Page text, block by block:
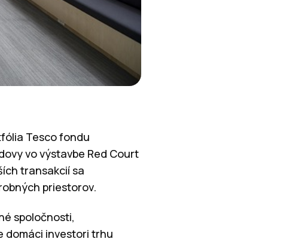
Tesco fondu
vo výstavbe Red Court
transakcií sa
priestorov.
spoločnosti,
domáci investori trhu